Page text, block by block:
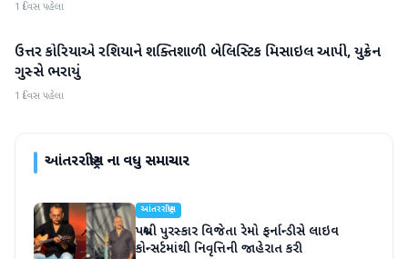
1 દિવસ પહેલા
આંતરરાષ્ટ્રીય
ઉત્તર કોરિયાએ રશિયાને શક્તિશાળી બેલિસ્ટિક મિસાઇલ આપી, યુક્રેન
ગુસ્સે ભરાયું
1 દિવસ પહેલા
આંતરરાષ્ટ્રીયના વધુ સમાચાર
આંતરરાષ્ટ્રીય
પદ્મશ્રી પુરસ્કાર વિજેતા રેમો ફર્નાન્ડીસે લાઇવ
કોન્સર્ટમાંથી નિવૃત્તિની જાહેરાત કરી